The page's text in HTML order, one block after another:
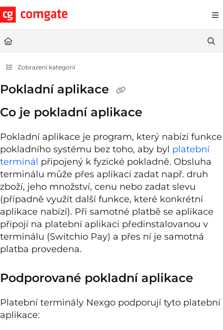
Documentation Index
Fetch the complete documentation index at: https://
Use this file to discover all available pages before exploring further.
Zobrazení kategorií
Pokladní aplikace
Co je pokladní aplikace
Pokladní aplikace je program, který nabízí funkce
pokladního systému bez toho, aby byl platební
terminál připojený k fyzické pokladně. Obsluha
terminálu může přes aplikaci zadat např. druh
zboží, jeho množství, cenu nebo zadat slevu
(případně využít další funkce, které konkrétní
aplikace nabízí). Při samotné platbě se aplikace
připojí na platební aplikaci předinstalovanou v
terminálu (Switchio Pay) a přes ní je samotná
platba provedena.
Podporované pokladní aplikace
Platební terminály Nexgo podporují tyto platební
aplikace: